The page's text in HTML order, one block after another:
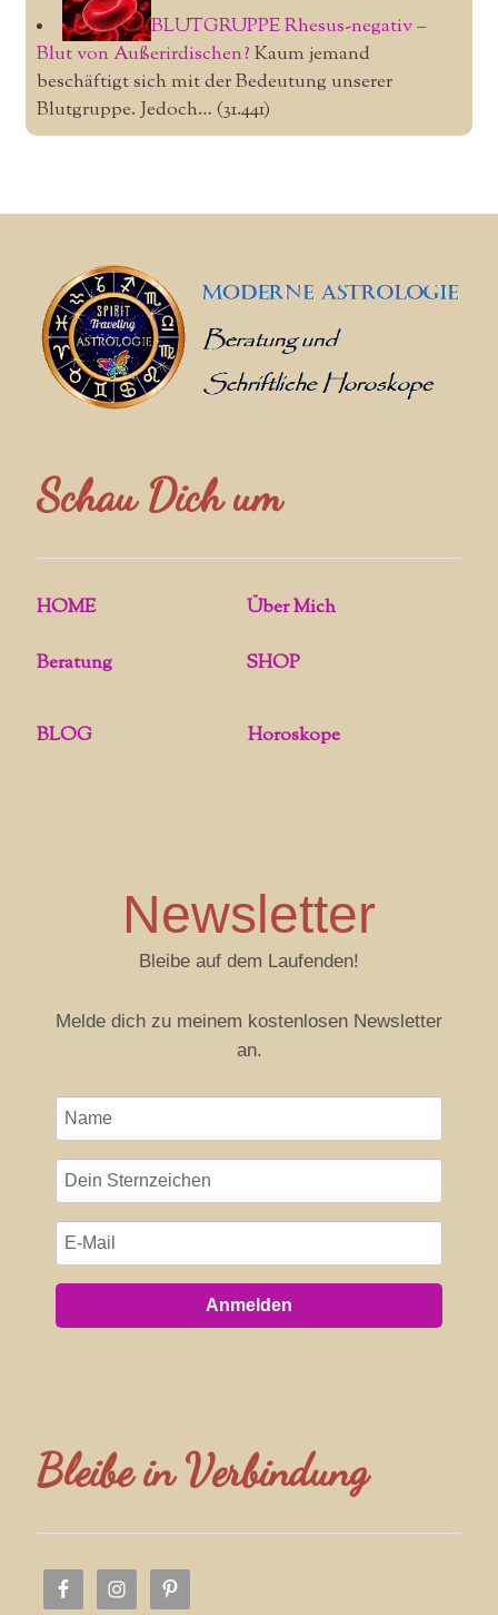
BLUTGRUPPE Rhesus-negativ –
Blut von Außerirdischen? Kaum jemand
beschäftigt sich mit der Bedeutung unserer
Blutgruppe. Jedoch… (31.441)
Schau Dich um
HOME Über Mich
Beratung SHOP
BLOG Horoskope
Newsletter
Bleibe auf dem Laufenden!
Melde dich zu meinem kostenlosen Newsletter
an.
Anmelden
Bleibe in Verbindung